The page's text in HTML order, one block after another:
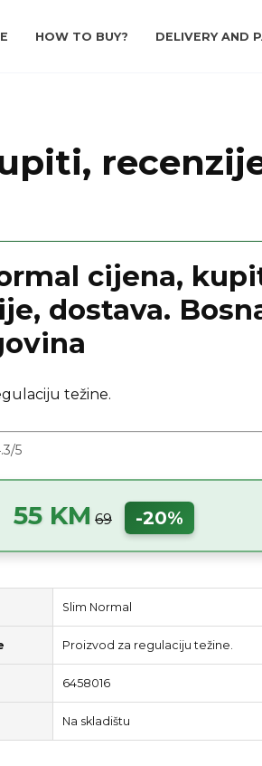
HOW TO BUY? DELIVERY AND
cijena,
dostava.
težine.
5
55 KM 69 -20%
Slim Normal
Proizvod za regulaciju težine.
6458016
Na skladištu